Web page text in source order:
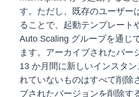
す。ただし、既存のユーザー
ることで、起動テンプレート
Auto Scaling グループを通じ
ます。アーカイブされたバー
13 か月間に新しいインスタ
れていないものはすべて削除
ブされたバージョンを削除す